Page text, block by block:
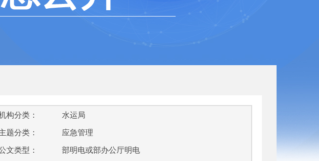
构分类：
水运局
题分类：
应急管理
文类型：
部明电或部办公厅明电